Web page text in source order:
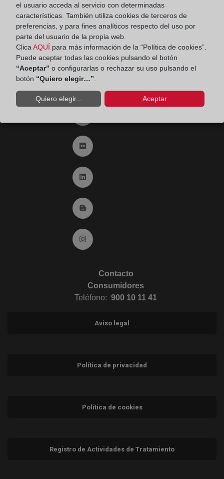
Registro de entrada del Colegio de registradores
Ir a facebook (abre en ventana nueva)
Ir a twitter (abre en ventana nueva)
Ir a Flickr (abre en ventana nueva)
Ir a Linkedin (abre en ventana nueva)
Ir al Blog (abre en ventana nueva)
Ir a Instagram (abre en ventana nueva)
Contacto
Consumidores
Teléfono: 900 10 11 41
Aviso legal
Política de privacidad
Política de cookies
Registro de Actividades de Tratamiento
el usuario acceda al servicio con determinadas
características. También utiliza cookies de terceros de
preferencias, y para fines analíticos respecto del uso por
parte del usuario de la propia web.
Clica AQUÍ para más información de la “Política de cookies”.
Puede aceptar todas las cookies pulsando el botón
“Aceptar” o configurarlas o rechazar su uso pulsando el
botón “Quiero elegir…”
Quiero elegir... Aceptar